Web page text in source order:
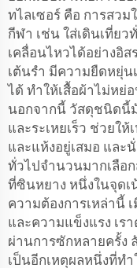
ทไลเซอร์ คือ การสว
กีฬา เช่น ใส่เดินเที่ย
เคลื่อนไหวได้อย่างอิส
เต้นรำ มีความยืดหยุ่
ได้ ทำให้เสื้อผ้าไม่หย่
นอกจากนี้ วัสดุชนิด
และระเหยเร็ว ช่วยใ
และแห้งอยู่เสมอ และ
ทั่วไปจำนวนมากเลือ
ที่ซินหยาง หนึ่งในจุด
ความต้องการเหล่านี้
และความแข็งแรง เร
ผ่านการซักหลายครั้ง
เป็นอีกเหตุผลหนึ่งที่ท